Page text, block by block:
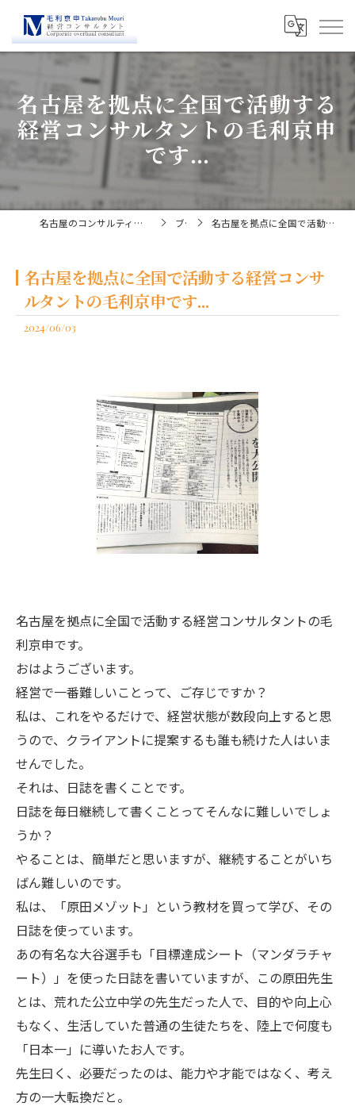
名古屋を拠点に全国で活動する
経営コンサルタントの毛利京申
です...
名古屋のコンサルティングなら経営コンサルタント毛利京申 ブログ 名古屋を拠点に全国で活動する経営コンサルタントの毛利京申です...
名古屋を拠点に全国で活動する経営コンサ
ルタントの毛利京申です...
2024/06/03
名古屋を拠点に全国で活動する経営コンサルタントの毛
利京申です。
おはようございます。
経営で一番難しいことって、ご存じですか？
私は、これをやるだけで、経営状態が数段向上すると思
うので、クライアントに提案するも誰も続けた人はいま
せんでした。
それは、日誌を書くことです。
日誌を毎日継続して書くことってそんなに難しいでしょ
うか？
やることは、簡単だと思いますが、継続することがいち
ばん難しいのです。
私は、「原田メゾット」という教材を買って学び、その
日誌を使っています。
あの有名な大谷選手も「目標達成シート（マンダラチャ
ート）」を使った日誌を書いていますが、この原田先生
とは、荒れた公立中学の先生だった人で、目的や向上心
もなく、生活していた普通の生徒たちを、陸上で何度も
「日本一」に導いたお人です。
先生曰く、必要だったのは、能力や才能ではなく、考え
方の一大転換だと。